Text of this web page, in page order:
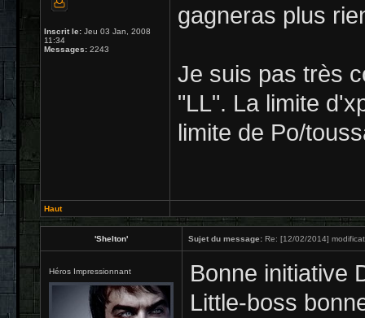
Inscrit le: Jeu 03 Jan, 2008
11:34
Messages: 2243
gagneras plus
Je suis pas très
"LL". La limite
limite de Po/
Haut
'Shelton' Sujet du message: Re: [12/02/2014]
Héros Impressionnant
Bonne initiative
Little-boss